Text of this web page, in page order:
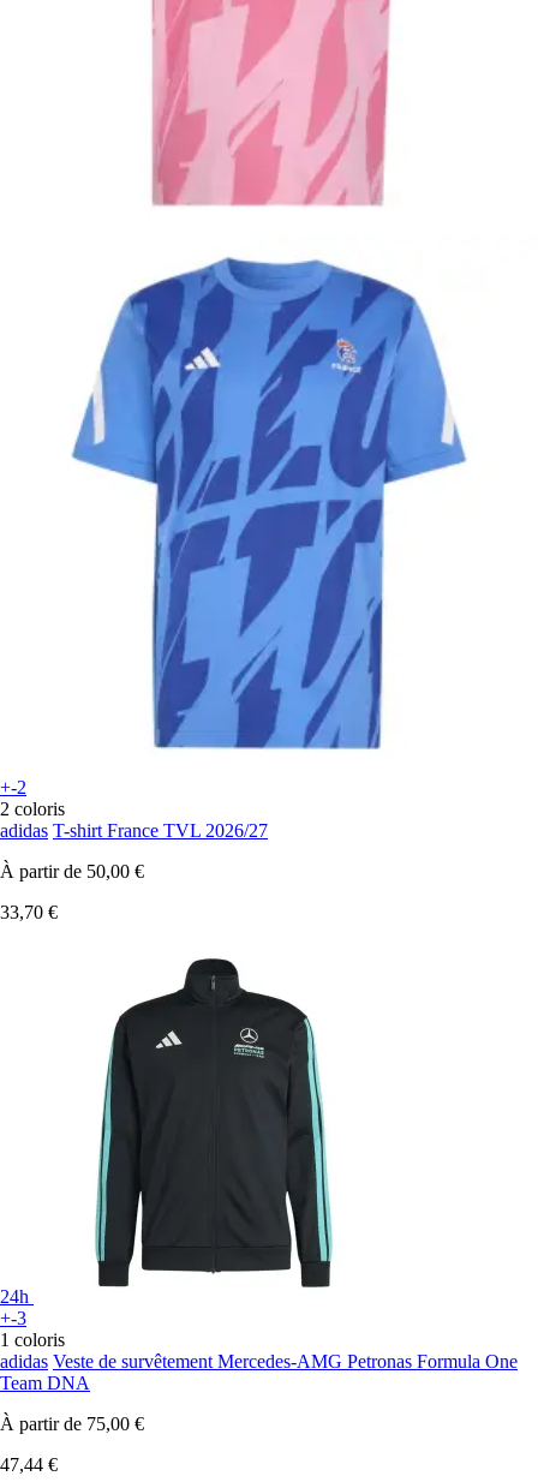
+-2
2 coloris
adidas T-shirt France TVL 2026/27
À partir de 50,00 €
33,70 €
24h
+-3
1 coloris
adidas Veste de survêtement Mercedes-AMG Petronas Formula One
Team DNA
À partir de 75,00 €
47,44 €